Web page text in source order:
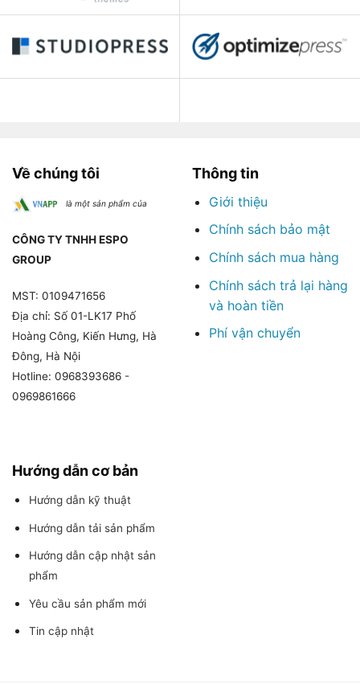
Về chúng tôi
là một sản phẩm của
CÔNG TY TNHH ESPO
GROUP
MST: 0109471656
Địa chỉ: Số 01-LK17 Phố
Hoàng Công, Kiến Hưng, Hà
Đông, Hà Nội
Hotline: 0968393686 -
0969861666
Thông tin
Giới thiệu
Chính sách bảo mật
Chính sách mua hàng
Chính sách trả lại hàng
và hoàn tiền
Phí vận chuyển
Hướng dẫn cơ bản
Hướng dẫn kỹ thuật
Hướng dẫn tải sản phẩm
Hướng dẫn cập nhật sản
phẩm
Yêu cầu sản phẩm mới
Tin cập nhật